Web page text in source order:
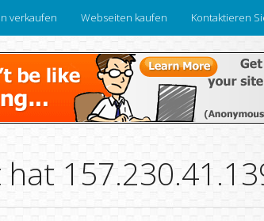
verkaufen Webseiten kaufen Kontaktieren